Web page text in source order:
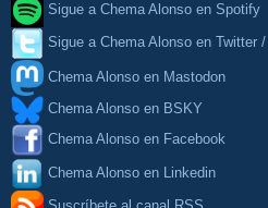
Sigue a Chema Alonso en Spotify
Sigue a Chema Alonso en Twitter
Chema Alonso en Mastodon
Chema Alonso en BSKY
Chema Alonso en Facebook
Chema Alonso en Linkedin